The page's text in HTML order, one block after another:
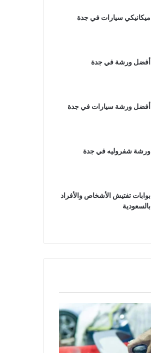
ميكانيكي سيارات في جدة
أفضل ورشة في جدة
أفضل ورشة سيارات في جدة
ورشة شفروليه في جدة
بوابات تفتيش الأشخاص والأفراد
بالسعودية